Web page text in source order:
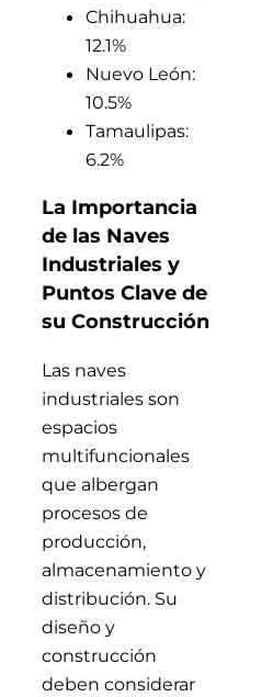
Chihuahua:
12.1%
Nuevo León:
10.5%
Tamaulipas:
6.2%
La Importancia
de las Naves
Industriales y
Puntos Clave de
su Construcción
Las naves
industriales son
espacios
multifuncionales
que albergan
procesos de
producción,
almacenamiento y
distribución. Su
diseño y
construcción
deben considerar